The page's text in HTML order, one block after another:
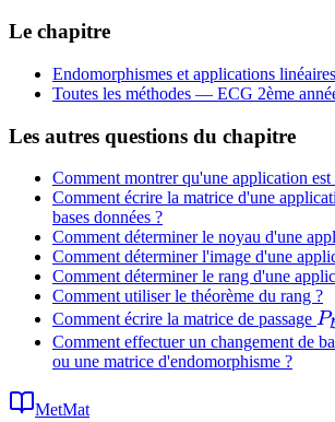
Le chapitre
Endomorphismes et applications
Toutes les méthodes — ECG 2ème
Les autres questions du chapitre
Comment montrer qu'une application est
Comment écrire la matrice d'une
bases données ?
Comment déterminer le noyau d'une
Comment déterminer l'image d'une
Comment déterminer le rang d'une
Comment utiliser le théorème du rang ?
Comment écrire la matrice de passage P
Comment effectuer un changement de
ou une matrice d'endomorphisme ?
MetMat